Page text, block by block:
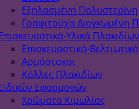
Εξηλασμένη Πολυστερίνη
Γραφιτούχα Διογκωμένη
Υλικά Πλακιδίων
Επισκευαστικά-Βελτιωτικά
Αρμόστοκοι
Κόλλες Πλακιδίων
Εφαρμογών
Χρώματα Κιμωλίας